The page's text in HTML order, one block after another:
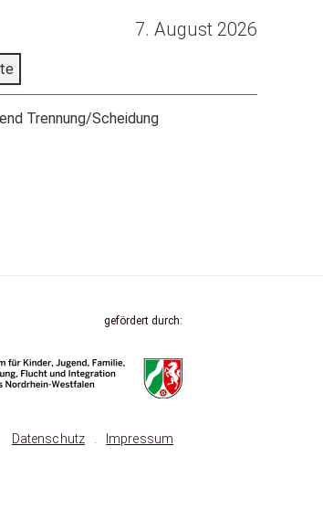
7. August 2026
Trennung/Scheidung
gefördert durch:
Datenschutz Impressum